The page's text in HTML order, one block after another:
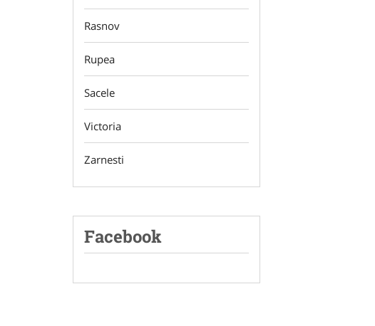
Rasnov
Rupea
Sacele
Victoria
Zarnesti
Facebook